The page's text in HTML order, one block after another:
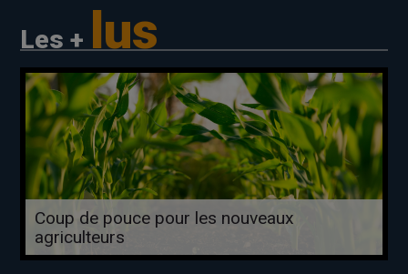
Les + lus
Coup de pouce pour les nouveaux
agriculteurs